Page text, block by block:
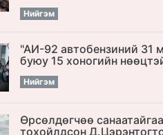
Нийгэм
"АИ-92 автобензиний 31
буюу 15 хоногийн
Нийгэм
Өрсөлдөгчөө
тохойлдсон